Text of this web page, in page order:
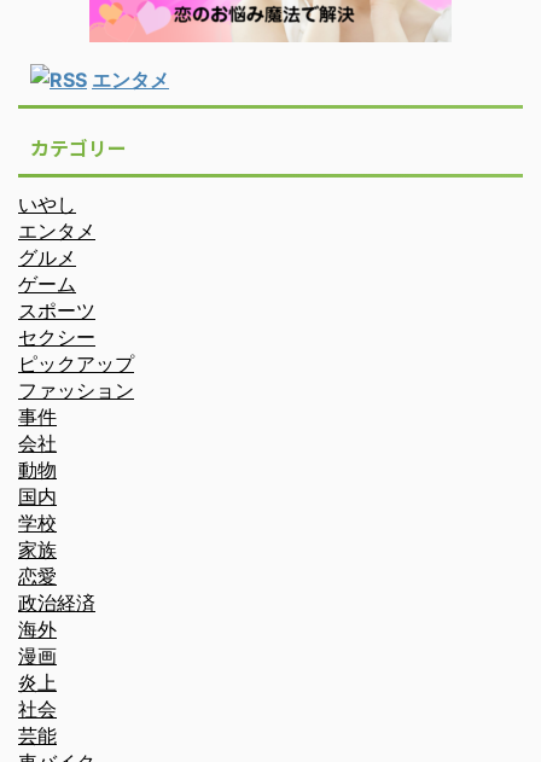
エンタメ
カテゴリー
いやし
エンタメ
グルメ
ゲーム
スポーツ
セクシー
ピックアップ
ファッション
事件
会社
動物
国内
学校
家族
恋愛
政治経済
海外
漫画
炎上
社会
芸能